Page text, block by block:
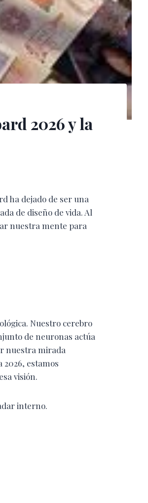
2026 y la
ha dejado de ser una
de diseño de vida. Al
nuestra mente para
Nuestro cerebro
de neuronas actúa
nuestra mirada
estamos
visión.
interno.